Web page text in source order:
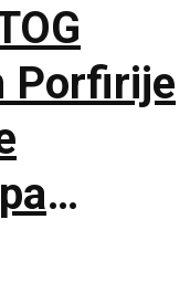
Porfirije